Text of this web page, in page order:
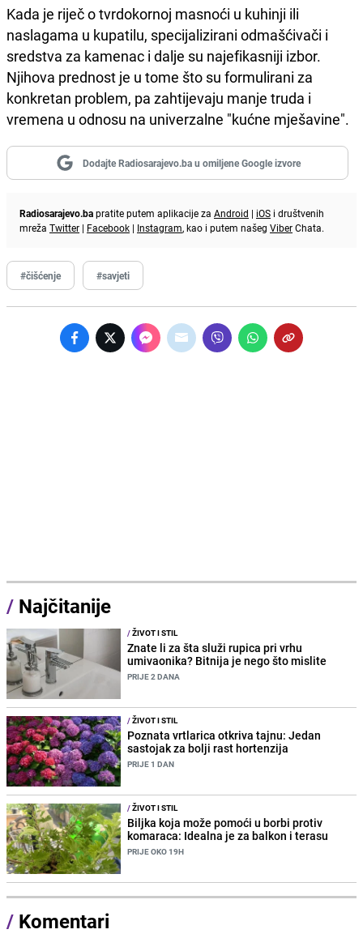
Kada je riječ o tvrdokornoj masnoći u kuhinji ili
naslagama u kupatilu, specijalizirani odmašćivači i
sredstva za kamenac i dalje su najefikasniji izbor.
Njihova prednost je u tome što su formulirani za
konkretan problem, pa zahtijevaju manje truda i
vremena u odnosu na univerzalne "kućne mješavine".
Dodajte Radiosarajevo.ba u omiljene Google izvore
Radiosarajevo.bapratite putem aplikacije za Android | iOS i društvenih
mreža Twitter | Facebook | Instagram, kao i putem našeg ViberChata.
#čišćenje #savjeti
/ Najčitanije
/ŽIVOT I STIL
Znate li za šta služi rupica pri vrhu
umivaonika? Bitnija je nego što mislite
PRIJE 2 DANA
/ŽIVOT I STIL
Poznata vrtlarica otkriva tajnu: Jedan
sastojak za bolji rast hortenzija
PRIJE 1 DAN
/ŽIVOT I STIL
Biljka koja može pomoći u borbi protiv
komaraca: Idealna je za balkon i terasu
PRIJE OKO 19H
/ Komentari